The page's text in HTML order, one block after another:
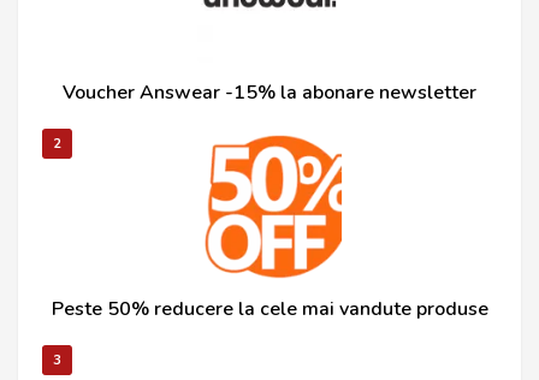
Voucher Answear -15% la abonare newsletter
2
Peste 50% reducere la cele mai vandute produse
3